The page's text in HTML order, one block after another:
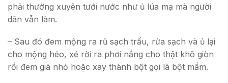
phải thường xuyên tưới nước như ủ lúa mạ mà người
dân vẫn làm.
– Sau đó đem mộng ra rũ sạch trấu, rửa sạch và ủ lại
cho mộng héo, xé rời ra phơi nắng cho thật khô giòn
rồi đem giã nhỏ hoặc xay thành bột gọi là bột mầm.